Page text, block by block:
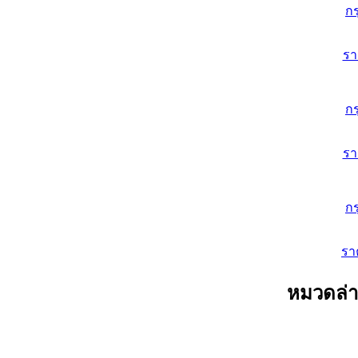
ก
ร
ก
ร
ก
ร
หมวดล่